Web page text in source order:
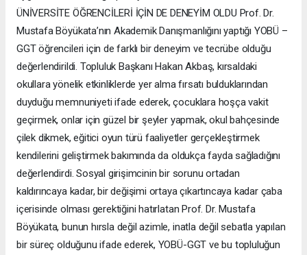
ÜNİVERSİTE ÖĞRENCİLERİ İÇİN DE DENEYİM OLDU Prof. Dr.
Mustafa Böyükata’nın Akademik Danışmanlığını yaptığı YOBÜ –
GGT öğrencileri için de farklı bir deneyim ve tecrübe olduğu
değerlendirildi. Topluluk Başkanı Hakan Akbaş, kırsaldaki
okullara yönelik etkinliklerde yer alma fırsatı bulduklarından
duyduğu memnuniyeti ifade ederek, çocuklara hoşça vakit
geçirmek, onlar için güzel bir şeyler yapmak, okul bahçesinde
çilek dikmek, eğitici oyun türü faaliyetler gerçekleştirmek
kendilerini geliştirmek bakımında da oldukça fayda sağladığını
değerlendirdi. Sosyal girişimcinin bir sorunu ortadan
kaldırıncaya kadar, bir değişimi ortaya çıkartıncaya kadar çaba
içerisinde olması gerektiğini hatırlatan Prof. Dr. Mustafa
Böyükata, bunun hırsla değil azimle, inatla değil sebatla yapılan
bir süreç olduğunu ifade ederek, YOBÜ-GGT ve bu topluluğun